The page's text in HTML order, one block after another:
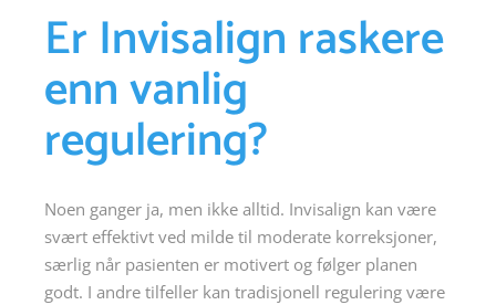
Er Invisalign raskere
enn vanlig
regulering?
Noen ganger ja, men ikke alltid. Invisalign kan være
svært effektivt ved milde til moderate korreksjoner,
særlig når pasienten er motivert og følger planen
godt. I andre tilfeller kan tradisjonell regulering være